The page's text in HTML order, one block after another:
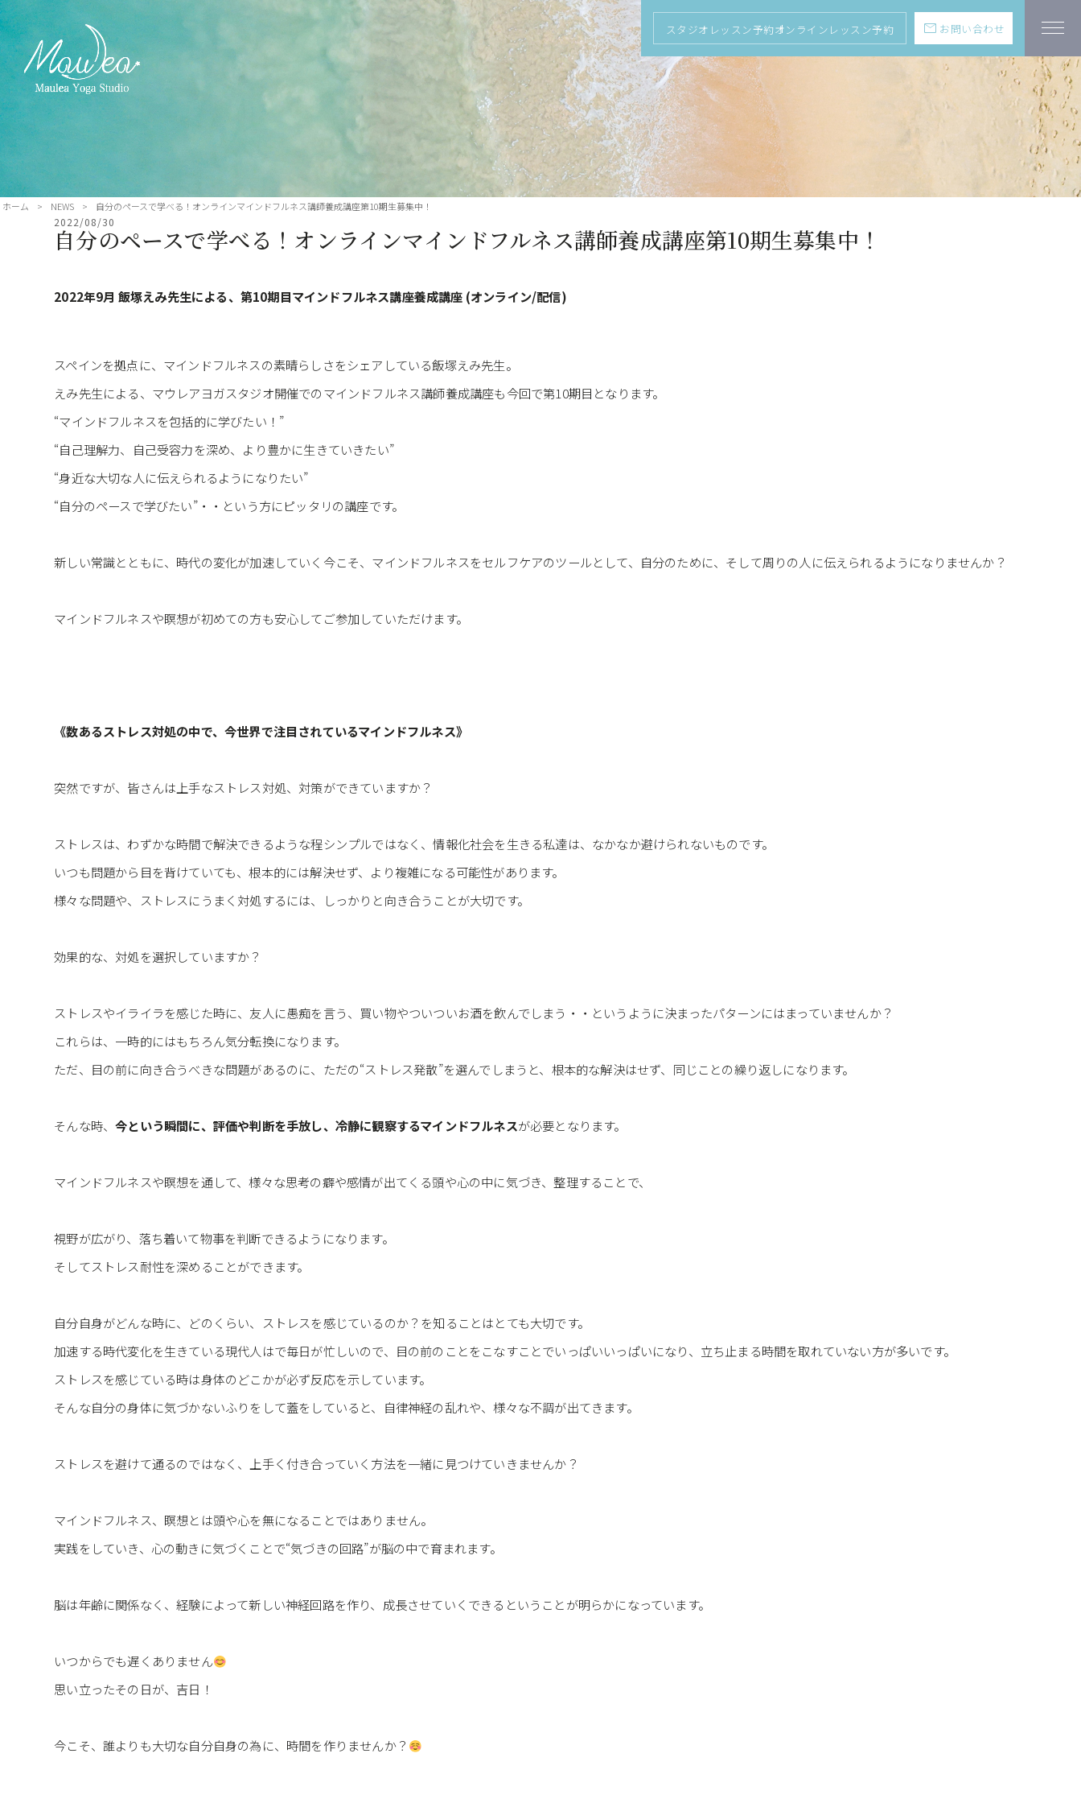
スタジオレッスン予約オンラインレッスン予約 mail お問い合わせ
ホーム > NEWS > 自分のペースで学べる！オンラインマインドフルネス講師養成講座第10期生募集中！
2022/08/30
自分のペースで学べる！オンラインマインドフルネス講師養成講座第10期生募集中！
2022年9月 飯塚えみ先生による、第10期目マインドフルネス講座養成講座 (オンライン/配信)
スペインを拠点に、マインドフルネスの素晴らしさをシェアしている飯塚えみ先生。
えみ先生による、マウレアヨガスタジオ開催でのマインドフルネス講師養成講座も今回で第10期目となります。
“マインドフルネスを包括的に学びたい！”
“自己理解力、自己受容力を深め、より豊かに生きていきたい”
“身近な大切な人に伝えられるようになりたい”
“自分のペースで学びたい”・・という方にピッタリの講座です。
新しい常識とともに、時代の変化が加速していく今こそ、マインドフルネスをセルフケアのツールとして、自分のために、そして周りの人に伝えられるようになりませんか？
マインドフルネスや瞑想が初めての方も安心してご参加していただけます。
《数あるストレス対処の中で、今世界で注目されているマインドフルネス》
突然ですが、皆さんは上手なストレス対処、対策ができていますか？
ストレスは、わずかな時間で解決できるような程シンプルではなく、情報化社会を生きる私達は、なかなか避けられないものです。
いつも問題から目を背けていても、根本的には解決せず、より複雑になる可能性があります。
様々な問題や、ストレスにうまく対処するには、しっかりと向き合うことが大切です。
効果的な、対処を選択していますか？
ストレスやイライラを感じた時に、友人に愚痴を言う、買い物やついついお酒を飲んでしまう・・というように決まったパターンにはまっていませんか？
これらは、一時的にはもちろん気分転換になります。
ただ、目の前に向き合うべきな問題があるのに、ただの“ストレス発散”を選んでしまうと、根本的な解決はせず、同じことの繰り返しになります。
そんな時、今という瞬間に、評価や判断を手放し、冷静に観察するマインドフルネスが必要となります。
マインドフルネスや瞑想を通して、様々な思考の癖や感情が出てくる頭や心の中に気づき、整理することで、
視野が広がり、落ち着いて物事を判断できるようになります。
そしてストレス耐性を深めることができます。
自分自身がどんな時に、どのくらい、ストレスを感じているのか？を知ることはとても大切です。
加速する時代変化を生きている現代人はで毎日が忙しいので、目の前のことをこなすことでいっぱいいっぱいになり、立ち止まる時間を取れていない方が多いです。
ストレスを感じている時は身体のどこかが必ず反応を示しています。
そんな自分の身体に気づかないふりをして蓋をしていると、自律神経の乱れや、様々な不調が出てきます。
ストレスを避けて通るのではなく、上手く付き合っていく方法を一緒に見つけていきませんか？
マインドフルネス、瞑想とは頭や心を無になることではありません。
実践をしていき、心の動きに気づくことで“気づきの回路”が脳の中で育まれます。
脳は年齢に関係なく、経験によって新しい神経回路を作り、成長させていくできるということが明らかになっています。
いつからでも遅くありません
思い立ったその日が、吉日！
今こそ、誰よりも大切な自分自身の為に、時間を作りませんか？